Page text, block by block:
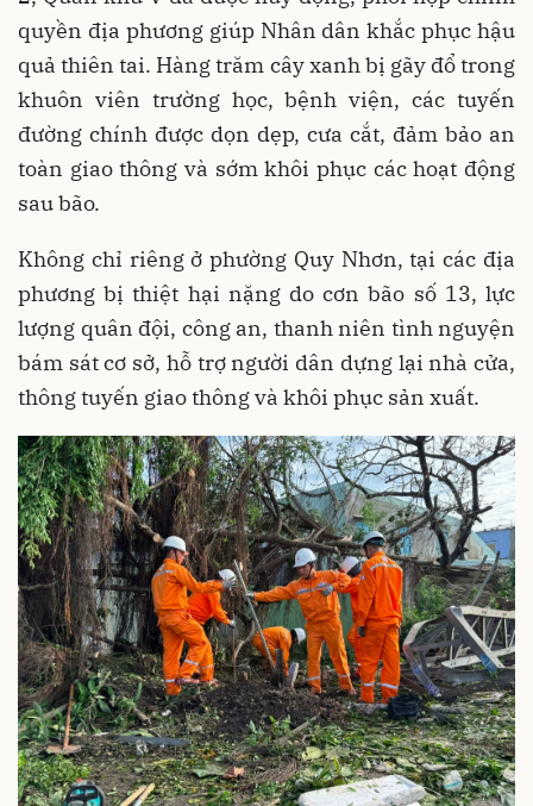
quyền địa phương giúp Nhân dân khắc phục hậu
quả thiên tai. Hàng trăm cây xanh bị gãy đổ trong
khuôn viên trường học, bệnh viện, các tuyến
đường chính được dọn dẹp, cưa cắt, đảm bảo an
toàn giao thông và sớm khôi phục các hoạt động
sau bão.
Không chỉ riêng ở phường Quy Nhơn, tại các địa
phương bị thiệt hại nặng do cơn bão số 13, lực
lượng quân đội, công an, thanh niên tình nguyện
bám sát cơ sở, hỗ trợ người dân dựng lại nhà cửa,
thông tuyến giao thông và khôi phục sản xuất.